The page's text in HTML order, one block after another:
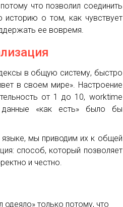
что позволил соединить
историю о том, как чувствует
ее вовремя.
в общую систему, быстро
в своем мире». Настроение
от 1 до 10, worktime
«как есть» было бы
мы приводим их к общей
способ, который позволяет
и честно.
одеяло» только потому, что